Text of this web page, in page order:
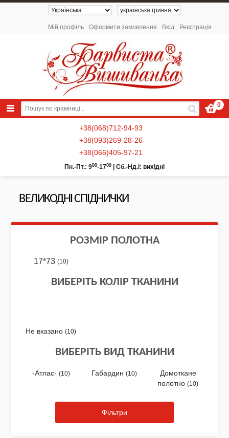
Мій профіль Оформити замовлення Вхід Реєстрація
0
+38(068)712-94-93
+38(093)269-28-26
+38(066)405-97-21
Пн.-Пт.: 900-1700 Сб.-Нд.і: вихідні
NEW 2026 - Колекція «Українські
культури» / Схеми для вишивки
NEW 2026 - "Українська айдентика -
ВЕЛИКОДНІ СПІДНИЧКИ
РОЗМІР ПОЛОТНА
17*73 (10)
ВИБЕРІТЬ КОЛІР ТКАНИНИ
Не вказано(10)
ВИБЕРІТЬ ВИД ТКАНИНИ
-Атлас- (10) Габардин(10)
Домоткане
полотно(10)
Фільтри